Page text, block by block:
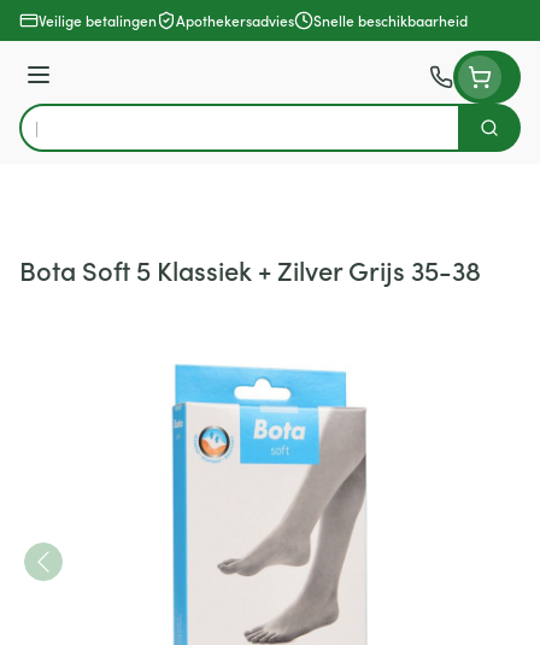
Ga naar de inhoud
Veilige betalingen Apothekersadvies Snelle beschikbaarheid
Menu
Product, merk, categorie...
Zoek
Bota Soft 5 Klassiek + Zilver Grijs 35-38